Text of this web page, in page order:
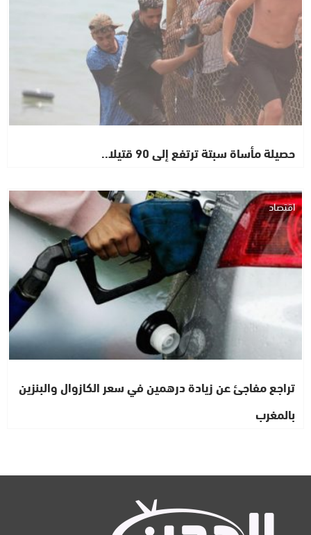
حصيلة مأساة سبتة ترتفع إلى 90 قتيلا..
اقتصاد
تراجع مفاجئ عن زيادة درهمين في سعر الكازوال والبنزين
بالمغرب